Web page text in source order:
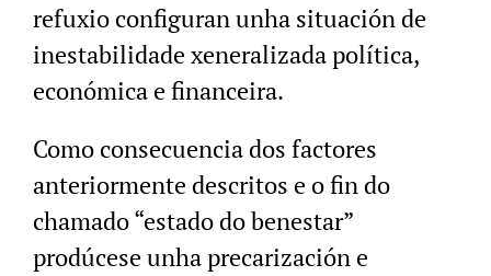
refuxio configuran unha situación de
inestabilidade xeneralizada política,
económica e financeira.
Como consecuencia dos factores
anteriormente descritos e o fin do
chamado “estado do benestar”
prodúcese unha precarización e